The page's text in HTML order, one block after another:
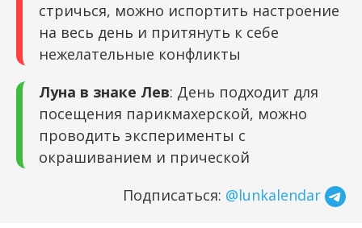
стричься, можно испортить настроение
на весь день и притянуть к себе
нежелательные конфликты
Луна в знаке Лев: День подходит для
посещения парикмахерской, можно
проводить эксперименты с
окрашиванием и прической
Подписаться: @lunkalendar